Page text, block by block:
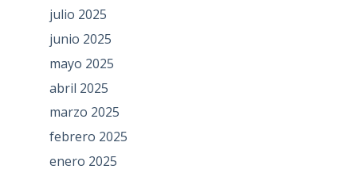
julio 2025
junio 2025
mayo 2025
abril 2025
marzo 2025
febrero 2025
enero 2025